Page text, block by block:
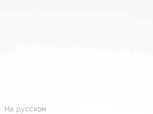
На русском